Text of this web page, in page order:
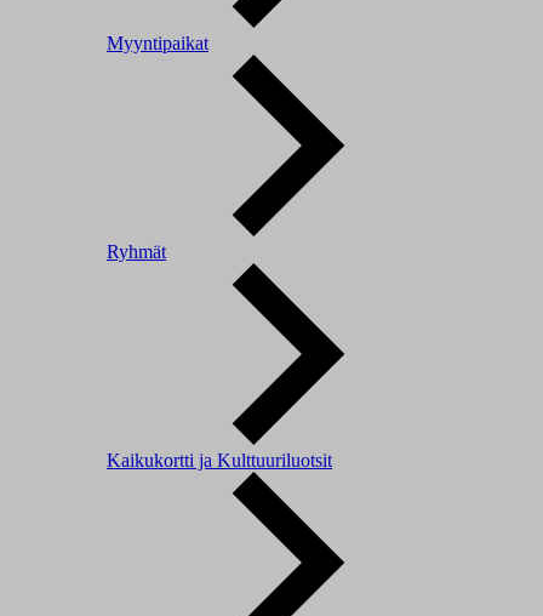
Myyntipaikat
Ryhmät
Kaikukortti ja Kulttuuriluotsit